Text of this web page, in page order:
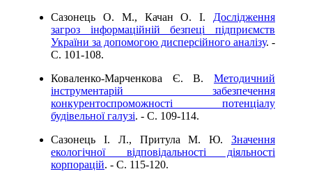
Сазонець О. М., Качан О. І. Дослідження
загроз інформаційній безпеці підприємств
України за допомогою дисперсійного аналізу. -
C. 101-108.
Коваленко-Марченкова Є. В. Методичний
інструментарій забезпечення
конкурентоспроможності потенціалу
будівельної галузі. - C. 109-114.
Сазонець І. Л., Притула М. Ю. Значення
екологічної відповідальності діяльності
корпорацій. - C. 115-120.